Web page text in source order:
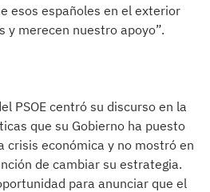
esos españoles en el exterior
y merecen nuestro apoyo”.
PSOE centró su discurso en la
que su Gobierno ha puesto
crisis económica y no mostró en
de cambiar su estrategia.
para anunciar que el